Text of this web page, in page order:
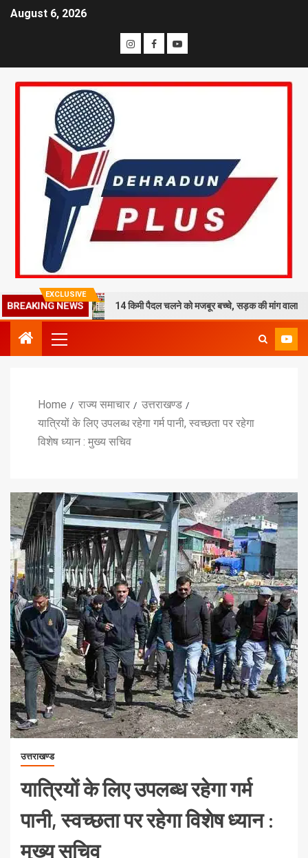
August 6, 2026
EXCLUSIVE
BREAKING NEWS
शव 14 किमी पैदल चलने को मजबूर बच्चे, सड़क की मांग वाला वीडियो
Home राज्य समाचार
उत्तराखण्ड
यात्रियों के लिए उपलब्ध रहेगा गर्म पानी, स्वच्छता पर रहेगा
विशेष ध्यान : मुख्य सचिव
उत्तराखण्ड
यात्रियों के लिए उपलब्ध रहेगा गर्म
पानी, स्वच्छता पर रहेगा विशेष ध्यान :
मुख्य सचिव